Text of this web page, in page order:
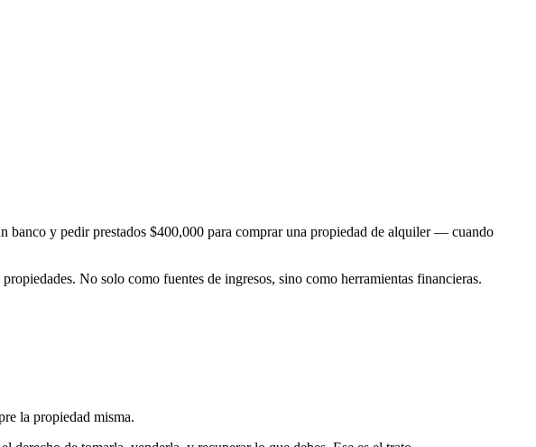
banco y pedir prestados $400,000 para comprar una propiedad de alquiler — cuando
No solo como fuentes de ingresos, sino como herramientas financieras.
la propiedad misma.